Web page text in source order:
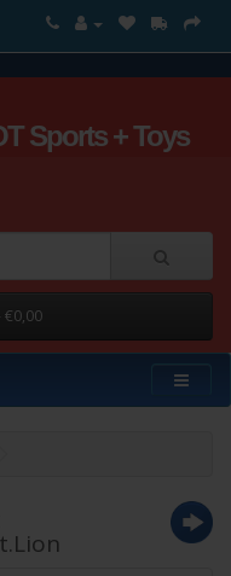
Sports + Toys
€0,00